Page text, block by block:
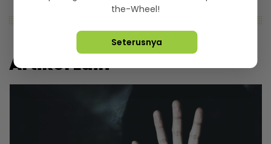
Artikel Lain
the-Wheel!
Seterusnya